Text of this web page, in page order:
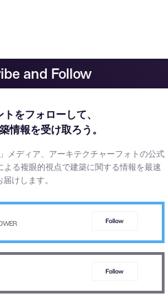
and Follow
をフォローして、
情報を受け取ろう。
メディア、アーキテクチャーフォトの公式
よる複眼的視点で建築に関する情報を最速
届けします。
Follow
Follow